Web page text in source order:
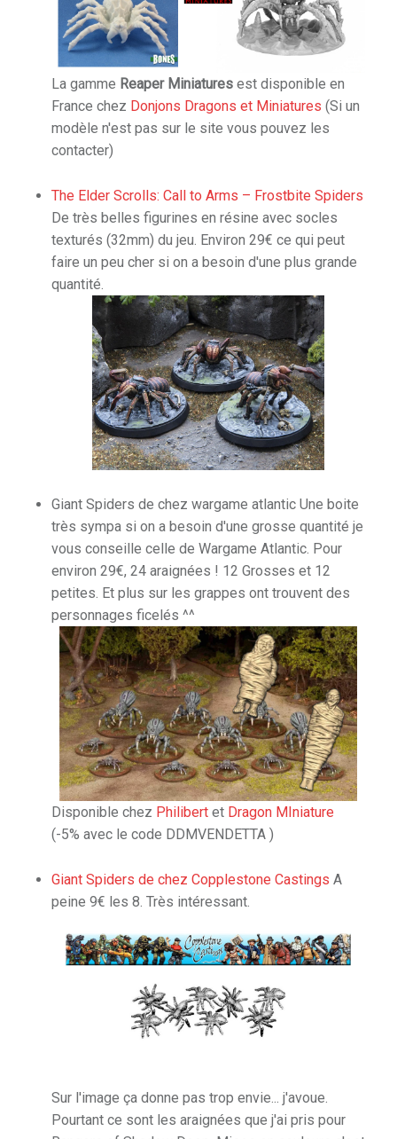
La gamme Reaper Miniaturesest disponible en
France chez Donjons Dragons et Miniatures (Si un
modèle n'est pas sur le site vous pouvez les
contacter)
The Elder Scrolls: Call to Arms – Frostbite Spiders
De très belles figurines en résine avec socles
texturés (32mm) du jeu. Environ 29€ ce qui peut
faire un peu cher si on a besoin d'une plus grande
quantité.
Giant Spiders de chez wargame atlantic Une boite
très sympa si on a besoin d'une grosse quantité je
vous conseille celle de Wargame Atlantic. Pour
environ 29€, 24 araignées ! 12 Grosses et 12
petites. Et plus sur les grappes ont trouvent des
personnages ficelés ^^
Disponible chez Philibertet Dragon MIniature
(-5% avec le code DDMVENDETTA )
Giant Spiders de chez Copplestone Castings A
peine 9€ les 8. Très intéressant.
Sur l'image ça donne pas trop envie... j'avoue.
Pourtant ce sont les araignées que j'ai pris pour